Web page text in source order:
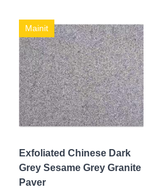
Mainit
Exfoliated Chinese Dark
Grey Sesame Grey Granite
Paver